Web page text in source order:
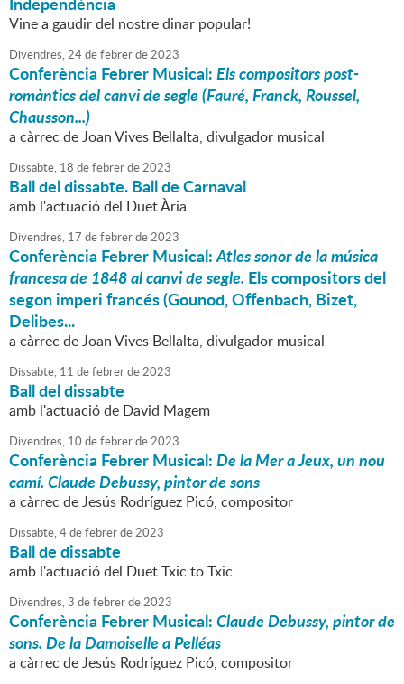
Vine a gaudir del nostre dinar popular!
Divendres,24defebrerde2023
Conferència Febrer Musical:Els compositors post-
romàntics del canvi de segle (Fauré, Franck, Roussel,
Chausson...)
a càrrec de Joan Vives Bellalta, divulgador musical
Dissabte, 18 defebrerde2023
Ball del dissabte. Ball de Carnaval
amb l'actuació del Duet Ària
Divendres, 17 defebrerde2023
Conferència Febrer Musical:Atles sonor de la música
francesa de 1848 al canvi de segle. Els compositors del
segon imperi francés (Gounod, Offenbach, Bizet,
Delibes...
a càrrec de Joan Vives Bellalta, divulgador musical
Dissabte, 11 defebrerde2023
Ball del dissabte
amb l'actuació de David Magem
Divendres, 10 defebrerde2023
Conferència Febrer Musical:De la Mer a Jeux, un nou
camí. Claude Debussy, pintor de sons
a càrrec de Jesús Rodríguez Picó, compositor
Dissabte,4defebrerde2023
Ball de dissabte
amb l'actuació del Duet Txic to Txic
Divendres,3 defebrerde2023
Conferència Febrer Musical:Claude Debussy, pintor de
sons. De la Damoiselle a Pelléas
a càrrec de Jesús Rodríguez Picó, compositor